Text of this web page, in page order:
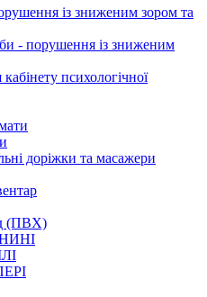
із зниженим зором та
- порушення із зниженим
психологічної
доріжки та масажери
(ПВХ)